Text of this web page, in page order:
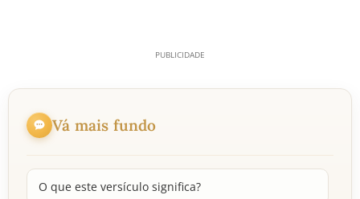
Vá mais fundo
O que este versículo significa?